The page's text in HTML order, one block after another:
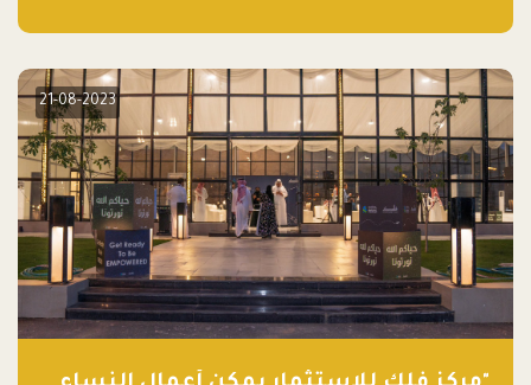
أساسه ذلك العمل.
21-08-2023